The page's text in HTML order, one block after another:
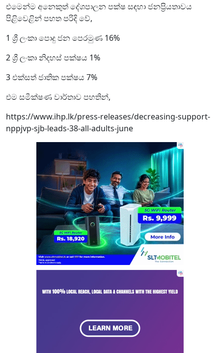
එමෙන්ම අනෙකුත් දේශපාලන පක්ෂ සඳහා ජනප්‍රියතාවය
පිළිවෙළින් පහත පරිදි වේ,
1 ශ්‍රී ලංකා පොදු ජන පෙරමුණ 16%
2 ශ්‍රී ලංකා නිදහස් පක්ෂය 1%
3 එක්සත් ජාතික පක්ෂය 7%
එම සමීක්ෂණ වාර්තාව පහතින්,
https://www.ihp.lk/press-releases/decreasing-support-
nppjvp-sjb-leads-38-all-adults-june